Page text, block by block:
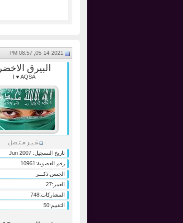
البيرق الاخضر
I ♥ AQSA
تاريخ التسجيل: Jun 2007
رقم العضوية: 10961
الجنس:ذكـــر
العمر:27
المشاركات:748
التقييم:50